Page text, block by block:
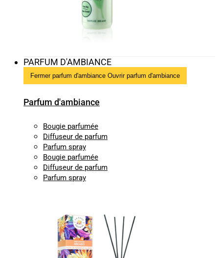
PARFUM D'AMBIANCE
Fermer parfum d'ambiance Ouvrir parfum d'ambiance
Parfum d'ambiance
Bougie parfumée
Diffuseur de parfum
Parfum spray
Bougie parfumée
Diffuseur de parfum
Parfum spray